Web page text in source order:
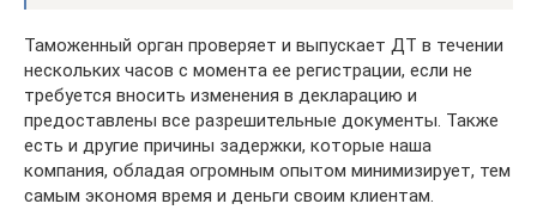
Таможенный орган проверяет и выпускает ДТ в течении
нескольких часов с момента ее регистрации, если не
требуется вносить изменения в декларацию и
предоставлены все разрешительные документы. Также
есть и другие причины задержки, которые наша
компания, обладая огромным опытом минимизирует, тем
самым экономя время и деньги своим клиентам.